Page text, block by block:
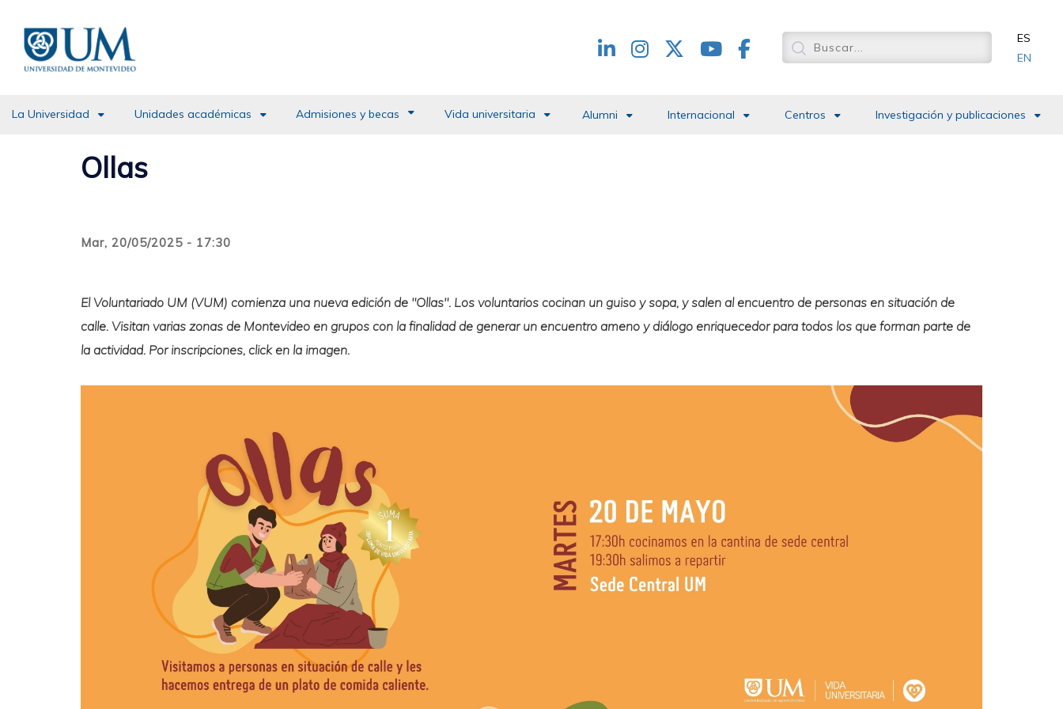
contenido
principal
Redes
ES
EN
La Universidad Unidades académicas Admisiones y becas Vida universitaria Alumni Internacional Centros Investigación y publicaciones
Ollas
Mar, 20/05/2025 - 17:30
El Voluntariado UM (VUM) comienza una nueva edición de "Ollas". Los voluntarios cocinan un guiso y sopa, y salen al encuentro de personas en situación de
calle. Visitan varias zonas de Montevideo en grupos con la finalidad de generar un encuentro ameno y diálogo enriquecedor para todos los que forman parte de
la actividad. Por inscripciones, click en la imagen.